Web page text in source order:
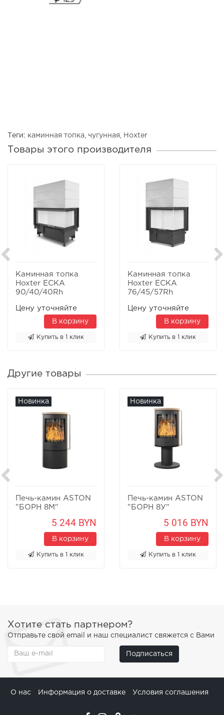
Теги: каминная топка, чугунная , Hoxter
Товары этого производителя
Каминная топка
Hoxter ECKA
90/40/40Rh
Цену уточняйте
В корзину
Купить в 1 клик
Каминная топка
Hoxter ECKA
76/45/57Rh
Цену уточняйте
В корзину
Купить в 1 клик
Другие товары
Новинка
Печь-камин ASTON
"БОРН 8М"
5 244 BYN
В корзину
Купить в 1 клик
Новинка
Печь-камин ASTON
"БОРН 8У"
5 016 BYN
В корзину
Купить в 1 клик
Хотите стать партнером?
Отправьте свой email и наш специалист свяжется с Вами
Подписаться
О нас Информация о доставке Условия соглашения